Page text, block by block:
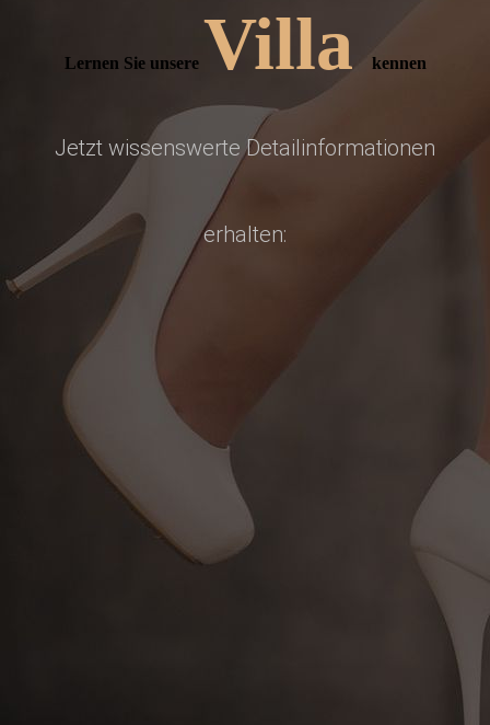
Lernen Sie unsere Villa kennen
Jetzt wissenswerte Detailinformationen
erhalten: